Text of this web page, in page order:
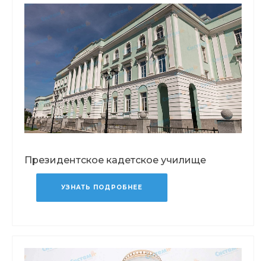
Президентское кадетское училище
УЗНАТЬ ПОДРОБНЕЕ